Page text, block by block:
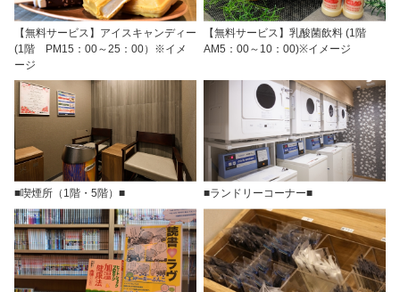
【無料サービス】アイスキャンディー
(1階 PM15：00～25：00）※イメ
ージ
【無料サービス】乳酸菌飲料 (1階
AM5：00～10：00)※イメージ
■喫煙所（1階・5階）■ ■ランドリーコーナー■